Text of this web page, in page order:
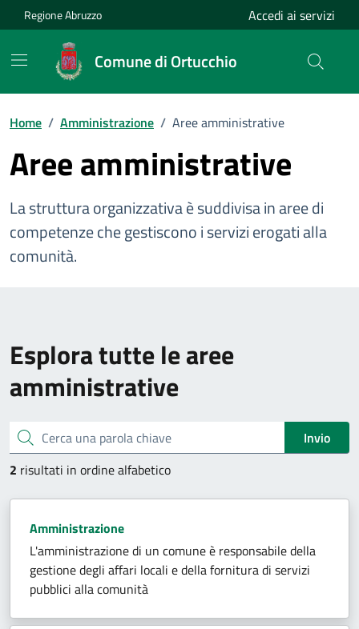
Vai ai contenuti
Vai al footer
Regione Abruzzo Accedi ai servizi
Comune di Ortucchio
Home / Amministrazione / Aree amministrative
Aree amministrative
La struttura organizzativa è suddivisa in aree di
competenze che gestiscono i servizi erogati alla
comunità.
Esplora tutte le aree
amministrative
Cerca una parola chiave
Invio
2 risultati in ordine alfabetico
Amministrazione
L'amministrazione di un comune è responsabile della
gestione degli affari locali e della fornitura di servizi
pubblici alla comunità